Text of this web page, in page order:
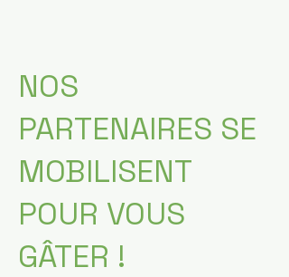
NOS
PARTENAIRES SE
MOBILISENT
POUR VOUS
GÂTER !